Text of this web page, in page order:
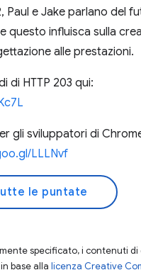
Paul e Jake parlano del
questo influisca sulla
alle prestazioni.
di HTTP 203 qui:
gli sviluppatori di
LLLNvf
le puntate
specificato, i contenuti di
base alla licenza Creative